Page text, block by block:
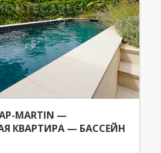
MARTIN —
КВАРТИРА — БАССЕЙН